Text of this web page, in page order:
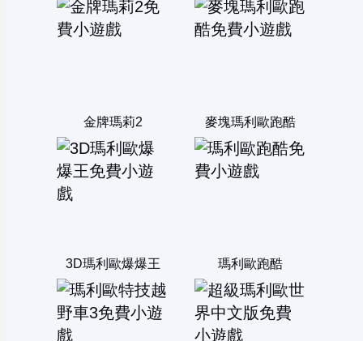
金牌瑪莉2 麥塊瑪利歐跑酷
3D瑪利歐爆爆王 瑪利歐跑酷